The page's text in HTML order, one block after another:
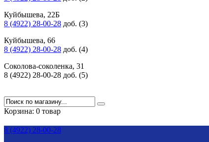
Куйбышева, 22Б
8 (4922) 28-00-28 доб. (3)
Куйбышева, 66
8 (4922) 28-00-28 доб. (4)
Соколова-соколенка, 31
8 (4922) 28-00-28 доб. (5)
Корзина: 0 товар
8 (4922) 28-00-28